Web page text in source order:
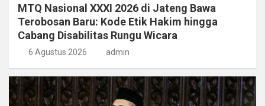
MTQ Nasional XXXI 2026 di Jateng Bawa
Terobosan Baru: Kode Etik Hakim hingga
Cabang Disabilitas Rungu Wicara
6 Agustus 2026 admin